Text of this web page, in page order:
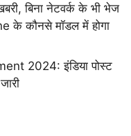
बिना नेटवर्क के भी भेज
के कौनसे मॉडल में होगा
2024: इंडिया पोस्ट